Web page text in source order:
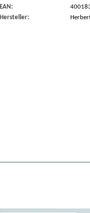
EAN:
Hersteller: